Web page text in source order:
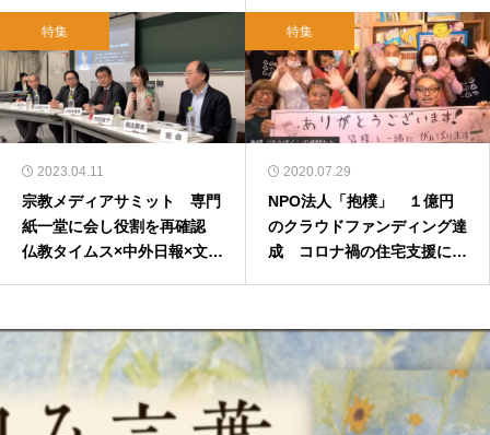
特集
2023.04.11
宗教メディアサミット 専門
紙一堂に会し役割を再確認
仏教タイムス×中外日報×文化
特集
2020.07.29
NPO法人「抱樸」 １億円
のクラウドファンディング達
成 コロナ禍の住宅支援に１